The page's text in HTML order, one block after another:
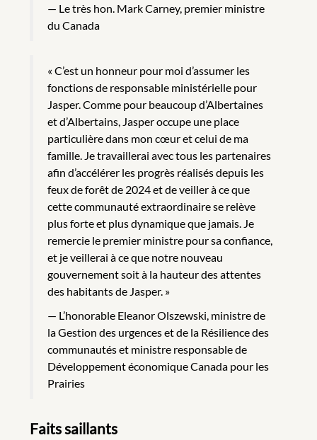
Le très hon. Mark Carney, premier ministre
du Canada
« C’est un honneur pour moi d’assumer les
fonctions de responsable ministérielle pour
Jasper. Comme pour beaucoup d’Albertaines
et d’Albertains, Jasper occupe une place
particulière dans mon cœur et celui de ma
famille. Je travaillerai avec tous les partenaires
afin d’accélérer les progrès réalisés depuis les
feux de forêt de 2024 et de veiller à ce que
cette communauté extraordinaire se relève
plus forte et plus dynamique que jamais. Je
remercie le premier ministre pour sa confiance,
et je veillerai à ce que notre nouveau
gouvernement soit à la hauteur des attentes
des habitants de Jasper. »
L’honorable Eleanor Olszewski, ministre de
la Gestion des urgences et de la Résilience des
communautés et ministre responsable de
Développement économique Canada pour les
Prairies
Faits saillants